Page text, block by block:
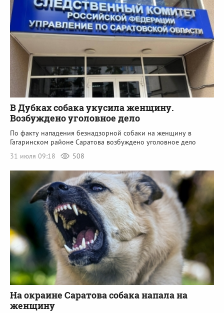
В Дубках собака укусила женщину.
Возбуждено уголовное дело
По факту нападения безнадзорной собаки на женщину в
Гагаринском районе Саратова возбуждено уголовное дело
31 июля 09:18
508
На окраине Саратова собака напала на
женщину